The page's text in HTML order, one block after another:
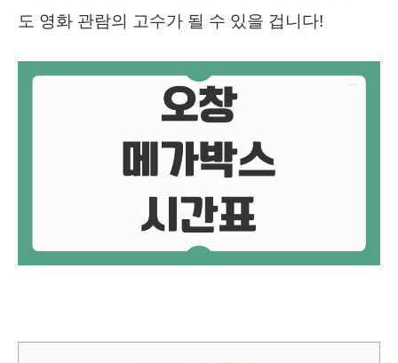
도 영화 관람의 고수가 될 수 있을 겁니다!